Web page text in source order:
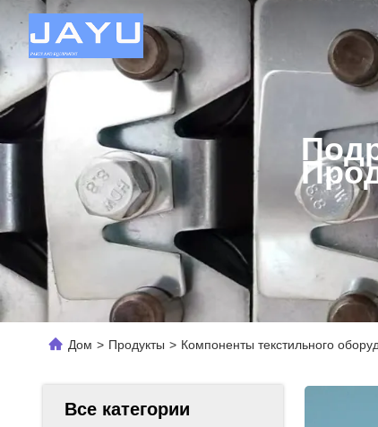
Дом > Продукты > Компоненты текстильного
Все категории